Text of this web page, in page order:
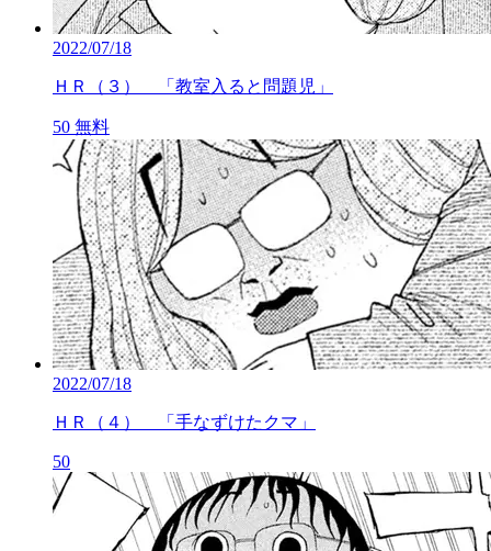
2022/07/18
ＨＲ（３） 「教室入ると問題児」
50 無料
2022/07/18
ＨＲ（４） 「手なずけたクマ」
50